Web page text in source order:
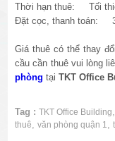
Thời hạn thuê: Tối
Đặt cọc, thanh toán: 3
Giá thuê có thể thay
cầu cần thuê vui lòng
phòngtạiTKT Office
Tag : TKT Office Building
thuê,văn phòng quận 1,